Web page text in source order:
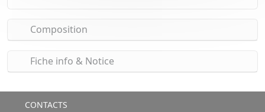
Composition
Fiche info & Notice
CONTACTS